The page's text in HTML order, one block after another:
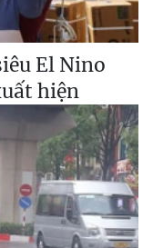
El Nino
hiện